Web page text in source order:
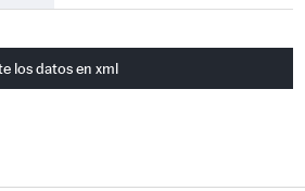
los datos en xml